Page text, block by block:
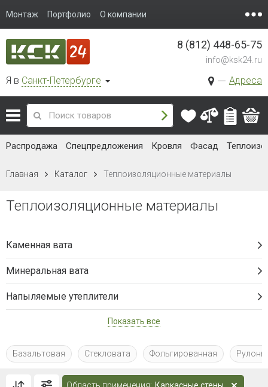
Монтаж Портфолио О компании
Я в Санкт-Петербурге Адреса
8 (812) 448-65-75
info@ksk24.ru
Распродажа Спецпредложения Кровля Фасад
Главная Каталог Теплоизоляционные материалы
Теплоизоляционные материалы
Каменная вата
Минеральная вата
Напыляемые утеплители
Показать все
Базальтовая Стекловата Фольгированная Рулоны
Область применения: Каркасные стены